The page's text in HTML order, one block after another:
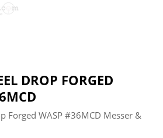
DROP FORGED
Forged WASP #36MCD Messer &